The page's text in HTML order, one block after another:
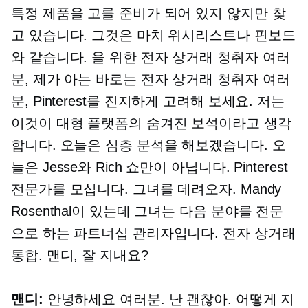
특정 제품을 고를 준비가 되어 있지 않지만 찾
고 있습니다. 그것은 마치 위시리스트나 핀보드
와 같습니다. 을 위한 전자 상거래 청취자 여러
분, 제가 아는 바로는 전자 상거래 청취자 여러
분, Pinterest를 진지하게 고려해 보세요. 저는
이것이 대형 플랫폼의 숨겨진 보석이라고 생각
합니다. 오늘은 심층 분석을 해보겠습니다. 오
늘은 Jesse와 Rich 쇼만이 아닙니다. Pinterest
전문가를 모십니다. 그녀를 데려오자. Mandy
Rosenthal이 있는데 그녀는 다음 분야를 전문
으로 하는 파트너십 관리자입니다. 전자 상거래
통합. 맨디, 잘 지내요?
맨디: 안녕하세요 여러분. 난 괜찮아. 어떻게 지